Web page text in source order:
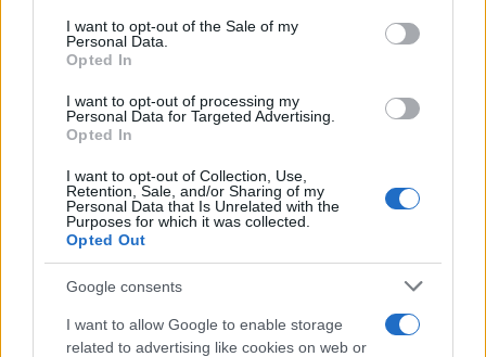
I want to opt-out of the Sale of my
Personal Data.
Opted In
I want to opt-out of processing my
Personal Data for Targeted Advertising.
Opted In
I want to opt-out of Collection, Use,
Retention, Sale, and/or Sharing of my
Personal Data that Is Unrelated with the
Purposes for which it was collected.
Opted Out
Google consents
I want to allow Google to enable storage
related to advertising like cookies on web or
Dai bollettini ufficiali che riportano il calcolo dei
emerge chiaramente come gli scontri nelle piazze
di Almaty, città simbolo del potere di Nazarbayev,
non sono stati altro che sparuti assalti di taglia
ridotta, con vetrine spaccate e scontri con la
polizia, la quale ha poi sparato sulla folla
disarmata per volere dello stesso presidente in
carica Tokayev, il quale a sua volta ha poi dipinto i
fatti come un pericolo terrorista sventato grazie
all’intervento delle milizie russe, da lui stesso